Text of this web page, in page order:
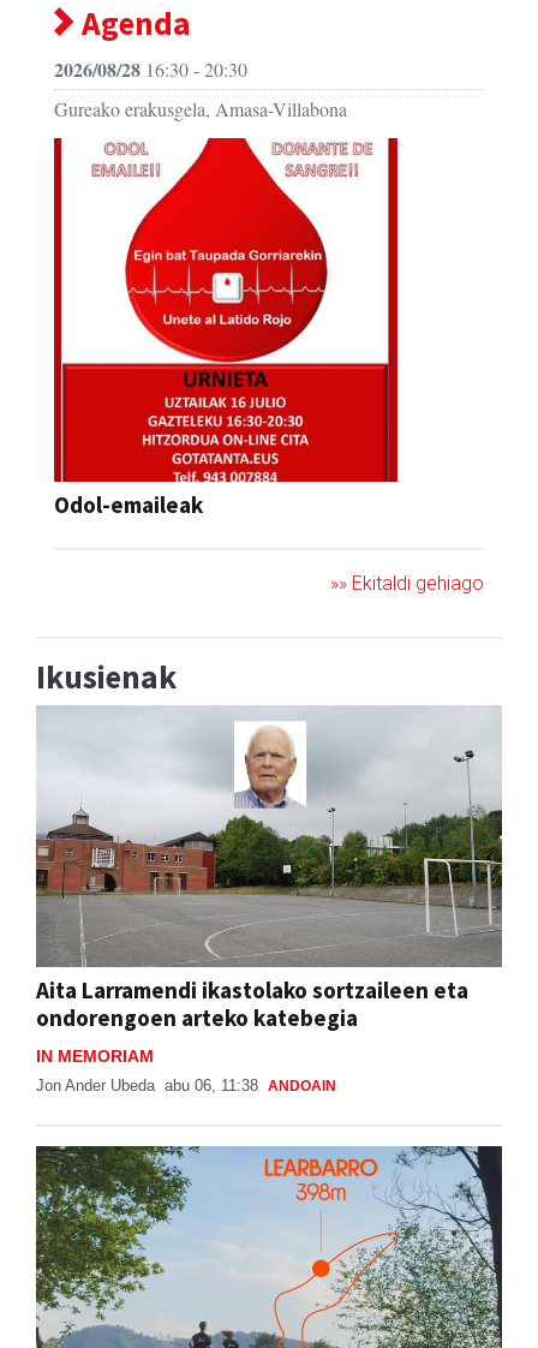
Agenda
2026/08/28 16:30 - 20:30
Gureako erakusgela, Amasa-Villabona
Odol-emaileak
»» Ekitaldi gehiago
Ikusienak
Aita Larramendi ikastolako sortzaileen eta
ondorengoen arteko katebegia
IN MEMORIAM
Jon Ander Ubeda abu 06, 11:38 ANDOAIN